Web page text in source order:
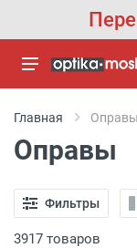
Главная Оправы
Оправы
Фильтры
3917 товаров